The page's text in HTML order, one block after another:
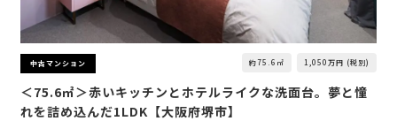
中古マンション 約75.6㎡ 1,050万円 (税別)
＜75.6㎡＞赤いキッチンとホテルライクな洗面台。夢と憧
れを詰め込んだ1LDK【大阪府堺市】